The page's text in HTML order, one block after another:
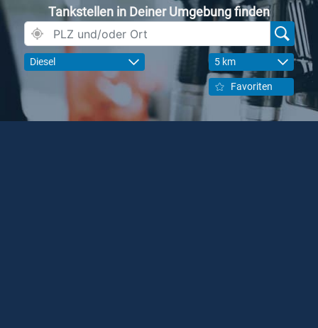
Tankstellen in Deiner Umgebung finden
Diesel 5 km
Favoriten